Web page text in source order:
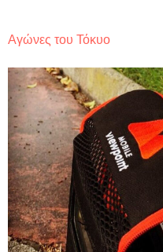
Αγώνες του Τόκυο